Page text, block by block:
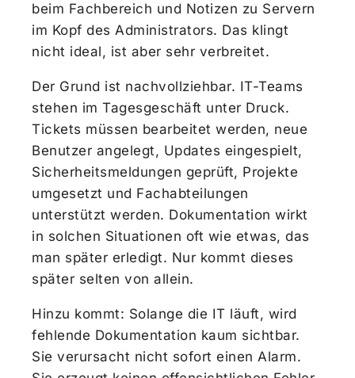
beim Fachbereich und Notizen zu Servern
im Kopf des Administrators. Das klingt
nicht ideal, ist aber sehr verbreitet.
Der Grund ist nachvollziehbar. IT-Teams
stehen im Tagesgeschäft unter Druck.
Tickets müssen bearbeitet werden, neue
Benutzer angelegt, Updates eingespielt,
Sicherheitsmeldungen geprüft, Projekte
umgesetzt und Fachabteilungen
unterstützt werden. Dokumentation wirkt
in solchen Situationen oft wie etwas, das
man später erledigt. Nur kommt dieses
später selten von allein.
Hinzu kommt: Solange die IT läuft, wird
fehlende Dokumentation kaum sichtbar.
Sie verursacht nicht sofort einen Alarm.